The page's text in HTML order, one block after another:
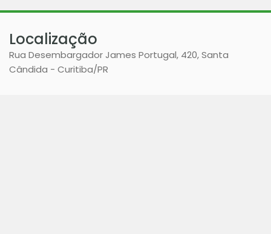
Localização
Rua Desembargador James Portugal, 420, Santa
Cândida - Curitiba/PR